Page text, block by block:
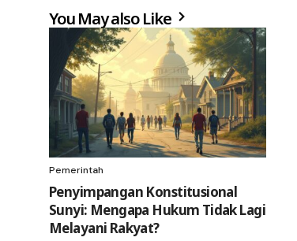
You May also Like
Pemerintah
Penyimpangan Konstitusional
Sunyi: Mengapa Hukum Tidak Lagi
Melayani Rakyat?